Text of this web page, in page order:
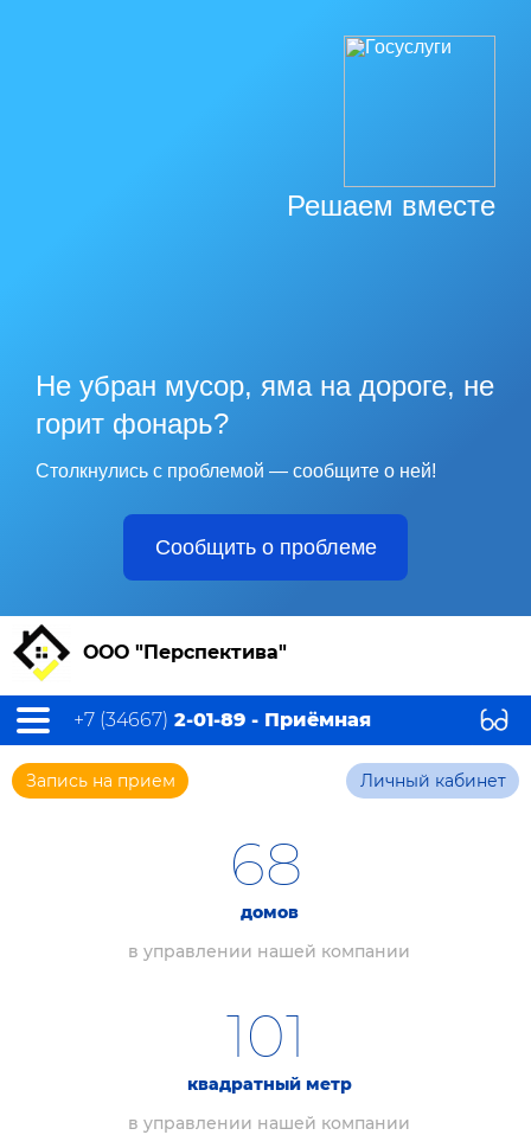
Решаем вместе
Не убран мусор, яма на дороге, не
горит фонарь?
Столкнулись с проблемой — сообщите о ней!
Сообщить о проблеме
ООО "Перспектива"
+7 (34667) 2-01-89 - Приёмная
Запись на прием Личный кабинет
68
домов
в управлении нашей компании
101
квадратный метр
в управлении нашей компании